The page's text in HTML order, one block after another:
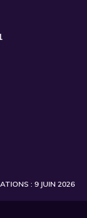
: 9 JUIN 2026